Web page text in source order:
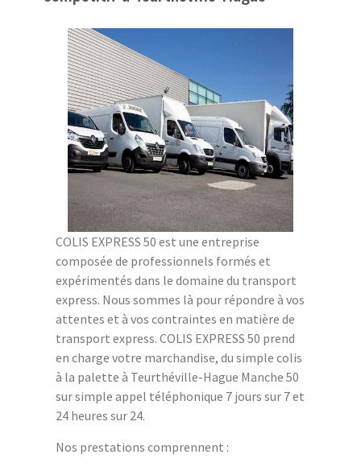
COLIS EXPRESS 50 est une entreprise
composée de professionnels formés et
expérimentés dans le domaine du transport
express. Nous sommes là pour répondre à vos
attentes et à vos contraintes en matière de
transport express. COLIS EXPRESS 50 prend
en charge votre marchandise, du simple colis
à la palette à Teurthéville-Hague Manche 50
sur simple appel téléphonique 7 jours sur 7 et
24 heures sur 24.
Nos prestations comprennent :